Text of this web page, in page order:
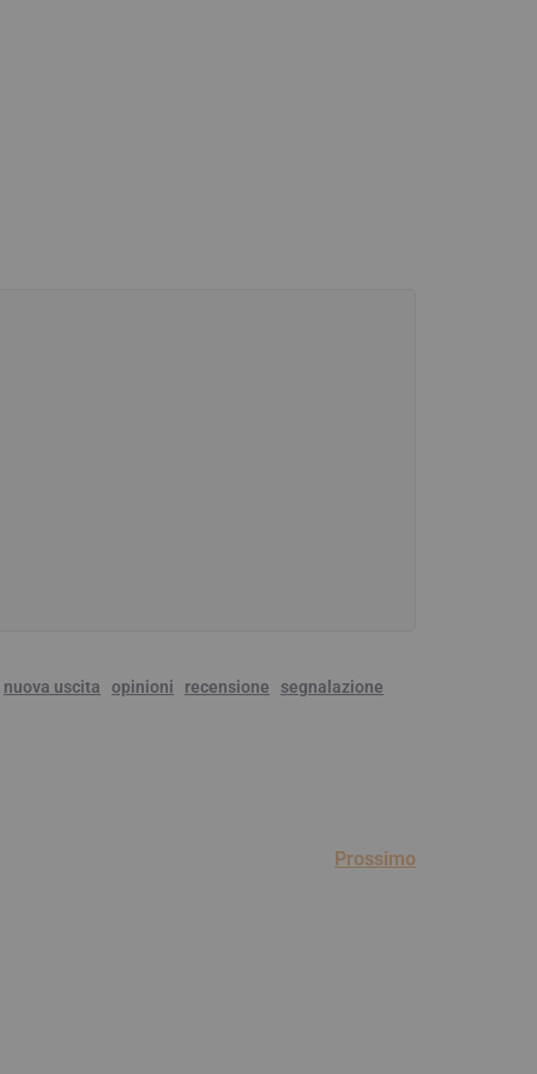
nuova uscita opinioni recensione segnalazione
Prossimo